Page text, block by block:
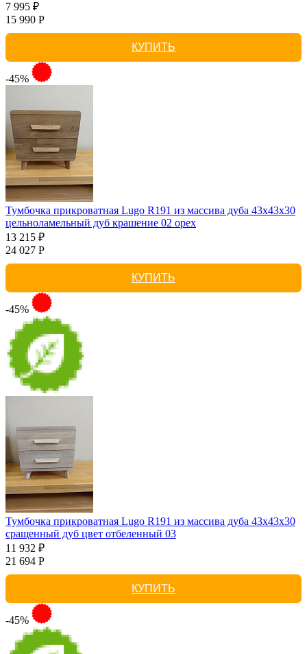
7 995 ₽
15 990 Р
КУПИТЬ
-45%
Тумбочка прикроватная Lugo R191 из массива дуба 43х43х30
цельноламельный дуб крашение 02 орех
13 215 ₽
24 027 Р
КУПИТЬ
-45%
Тумбочка прикроватная Lugo R191 из массива дуба 43х43х30
сращенный дуб цвет отбеленный 03
11 932 ₽
21 694 Р
КУПИТЬ
-45%